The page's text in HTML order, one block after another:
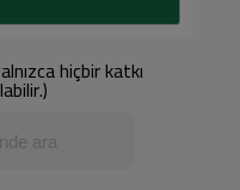
hiçbir katkı